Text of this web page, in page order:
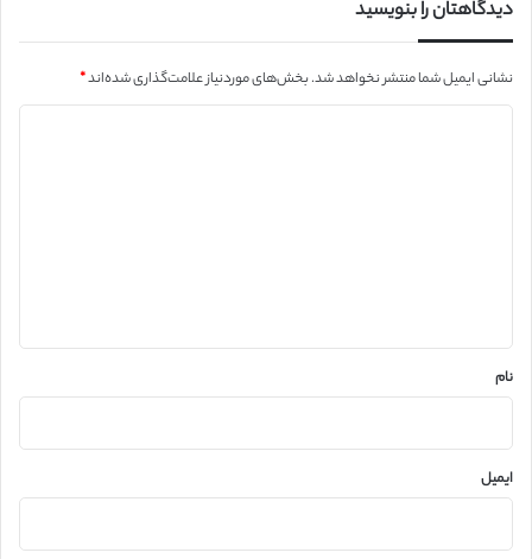
دیدگاهتان را بنویسید
نشانی ایمیل شما منتشر نخواهد شد.بخش‌های موردنیاز علامت‌گذاری شده‌اند*
نام
ایمیل